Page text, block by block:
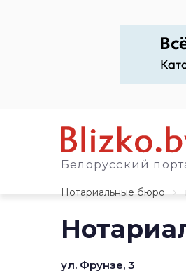
Белорусский
Нотариальные бюро
ул. Фрунзе, 3